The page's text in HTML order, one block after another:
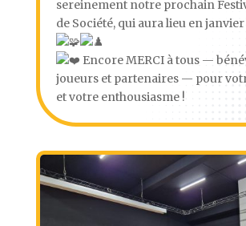
sereinement notre prochain
de Société, qui aura lieu en
Encore MERCI à tous —
joueurs et partenaires — pour
et votre enthousiasme !